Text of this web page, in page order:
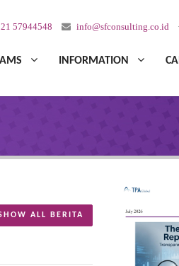
57944548 info@sfconsulting.co.id
INFORMATION
ALL BERITA